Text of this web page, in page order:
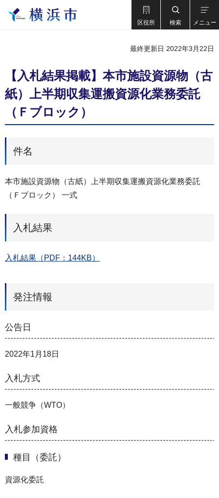
区役所 検索 メニュー
最終更新日 2022年3月22日
【入札結果掲載】本市施設資源物（古
紙）上半期収集運搬資源化業務委託
（Ｆブロック）
件名
本市施設資源物（古紙）上半期収集運搬資源化業務委託
（Ｆブロック） 一式
入札結果
入札結果（PDF：144KB）
発注情報
公告日
2022年1月18日
入札方式
一般競争（WTO）
入札参加資格
種目（委託）
資源化委託